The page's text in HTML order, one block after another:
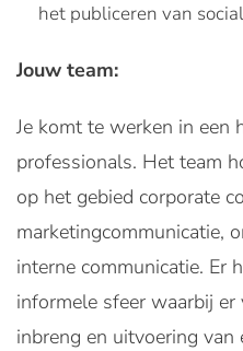
het publiceren van
Jouw team:
Je komt te werken in een
professionals. Het team
op het gebied corporate
marketingcommunicatie,
interne communicatie. Er
informele sfeer waarbij
inbreng en uitvoering van